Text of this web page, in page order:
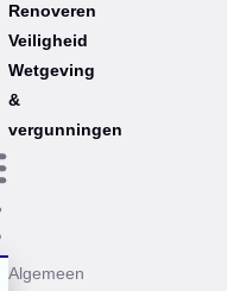
Renoveren
Veiligheid
Wetgeving
&
vergunningen
Algemeen